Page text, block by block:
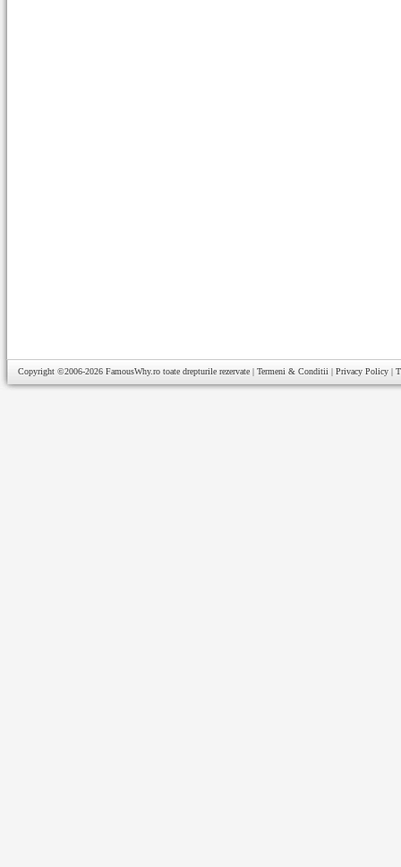
Copyright ©2006-2026 FamousWhy.ro toate drepturile rezervate | Termeni & Conditii | Privacy Policy |